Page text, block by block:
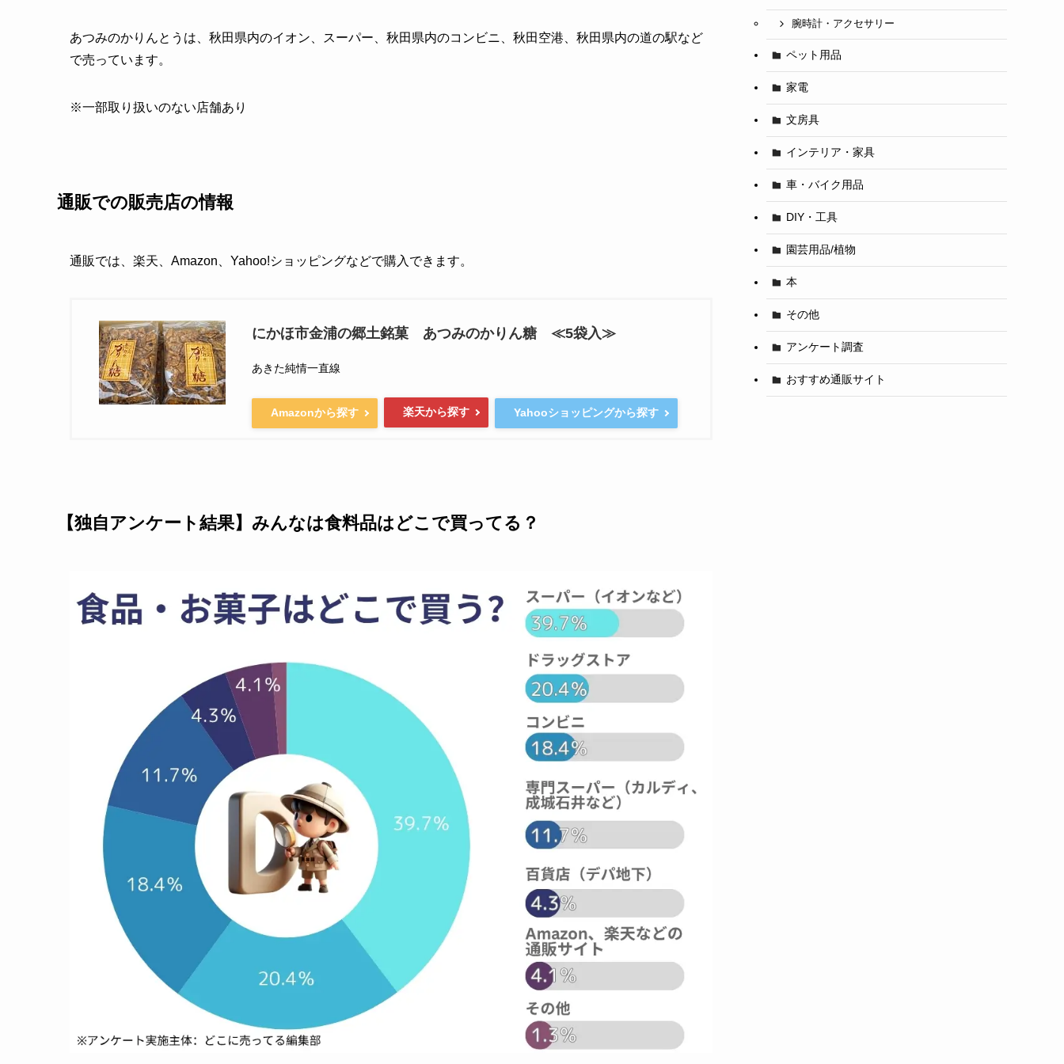
あつみのかりんとうは、秋田県内のイオン、スーパー、秋田県内のコンビニ、秋田空港、秋田県内の道の駅など
で売っています。
※一部取り扱いのない店舗あり
通販での販売店の情報
通販では、楽天、Amazon、Yahoo!ショッピングなどで購入できます。
にかほ市金浦の郷土銘菓 あつみのかりん糖 ≪5袋入≫
あきた純情一直線
Amazonから探す 楽天から探す Yahooショッピングから探す
【独自アンケート結果】みんなは食料品はどこで買ってる？
腕時計・アクセサリー
ペット用品
家電
文房具
インテリア・家具
車・バイク用品
DIY・工具
園芸用品/植物
本
その他
アンケート調査
おすすめ通販サイト